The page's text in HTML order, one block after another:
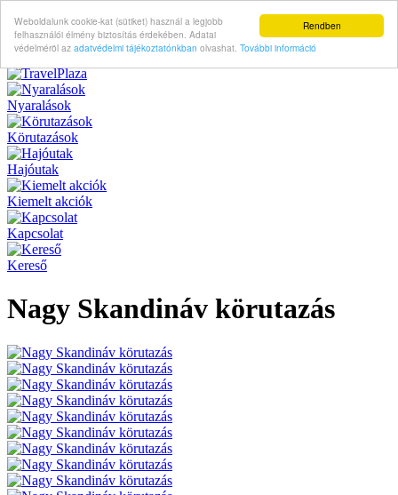
Rendben
Weboldalunk cookie-kat (sütiket) használ a legjobb
felhasználói élmény biztosítás érdekében. Adatai
védelméröl az adatvédelmi tájékoztatónkban olvashat. További információ
Nyaralások
Körutazások
Hajóutak
Kiemelt akciók
Kapcsolat
Kereső
Nagy Skandináv körutazás